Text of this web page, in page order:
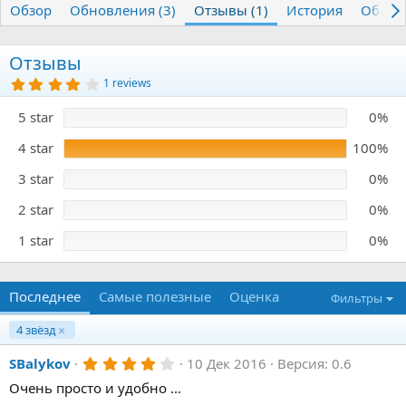
т
о
р
т
а
с
а
и
я
Обзор Обновления (3) Отзывы (1) История
Отзывы
4
.
0
з
в
ё
з
1 reviews
5 star
0%
4 star
100%
3 star
0%
2 star
0%
1 star
0%
Последнее Самые полезные Оценка
Фильтры
4 звёзд
SBalykov 4
0
10 Дек 2016
Версия: 0.6
Очень просто и удобно ...